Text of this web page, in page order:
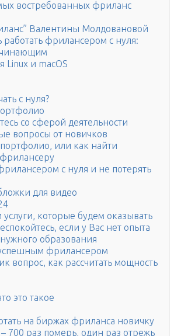
востребованных фриланс
Валентины Молдовановой
работать фрилансером с нуля:
Linux и macOS
с нуля?
со сферой деятельности
вопросы от новичков
или как найти
с нуля и не потерять
для видео
которые будем оказывать
если у Вас нет опыта
образования
успешным фрилансером
вопрос, как рассчитать мощность
это такое
на биржах фриланса новичку
700 раз померь, один раз отрежь